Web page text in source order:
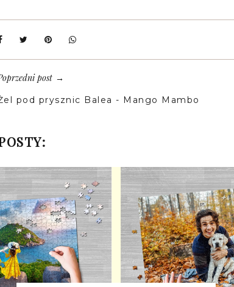
post→
pod prysznic Balea - Mango Mambo